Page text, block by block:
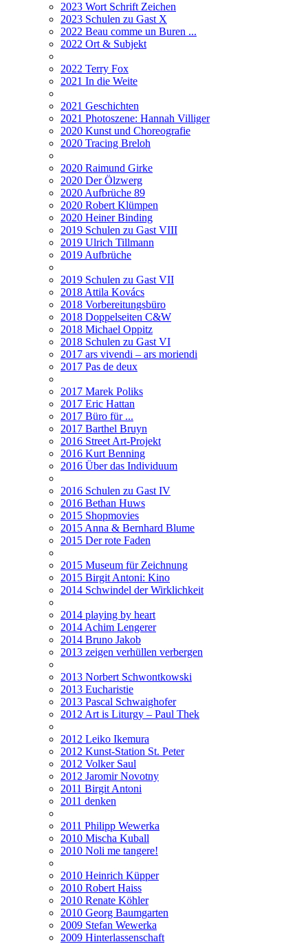
2023 Wort Schrift Zeichen
2023 Schulen zu Gast X
2022 Beau comme un Buren ...
2022 Ort & Subjekt
2022 Terry Fox
2021 In die Weite
2021 Geschichten
2021 Photoszene: Hannah Villiger
2020 Kunst und Choreografie
2020 Tracing Breloh
2020 Raimund Girke
2020 Der Ölzwerg
2020 Aufbrüche 89
2020 Robert Klümpen
2020 Heiner Binding
2019 Schulen zu Gast VIII
2019 Ulrich Tillmann
2019 Aufbrüche
2019 Schulen zu Gast VII
2018 Attila Kovács
2018 Vorbereitungsbüro
2018 Doppelseiten C&W
2018 Michael Oppitz
2018 Schulen zu Gast VI
2017 ars vivendi – ars moriendi
2017 Pas de deux
2017 Marek Poliks
2017 Eric Hattan
2017 Büro für ...
2017 Barthel Bruyn
2016 Street Art-Projekt
2016 Kurt Benning
2016 Über das Individuum
2016 Schulen zu Gast IV
2016 Bethan Huws
2015 Shopmovies
2015 Anna & Bernhard Blume
2015 Der rote Faden
2015 Museum für Zeichnung
2015 Birgit Antoni: Kino
2014 Schwindel der Wirklichkeit
2014 playing by heart
2014 Achim Lengerer
2014 Bruno Jakob
2013 zeigen verhüllen verbergen
2013 Norbert Schwontkowski
2013 Eucharistie
2013 Pascal Schwaighofer
2012 Art is Liturgy – Paul Thek
2012 Leiko Ikemura
2012 Kunst-Station St. Peter
2012 Volker Saul
2012 Jaromir Novotny
2011 Birgit Antoni
2011 denken
2011 Philipp Wewerka
2010 Mischa Kuball
2010 Noli me tangere!
2010 Heinrich Küpper
2010 Robert Haiss
2010 Renate Köhler
2010 Georg Baumgarten
2009 Stefan Wewerka
2009 Hinterlassenschaft